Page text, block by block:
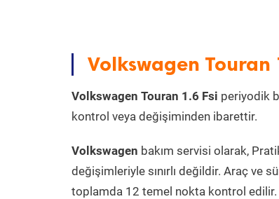
Volkswagen Touran
Volkswagen Touran 1.6 Fsi periyodik
kontrol veya değişiminden ibarettir.
Volkswagen bakım servisi olarak,
değişimleriyle sınırlı değildir. Araç ve
toplamda 12 temel nokta kontrol edilir.